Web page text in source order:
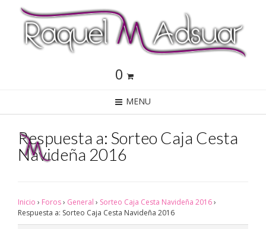
0
MENU
Respuesta a: Sorteo Caja Cesta
Navideña 2016
Inicio › Foros› General › Sorteo Caja Cesta Navideña 2016›
Respuesta a: Sorteo Caja Cesta Navideña 2016